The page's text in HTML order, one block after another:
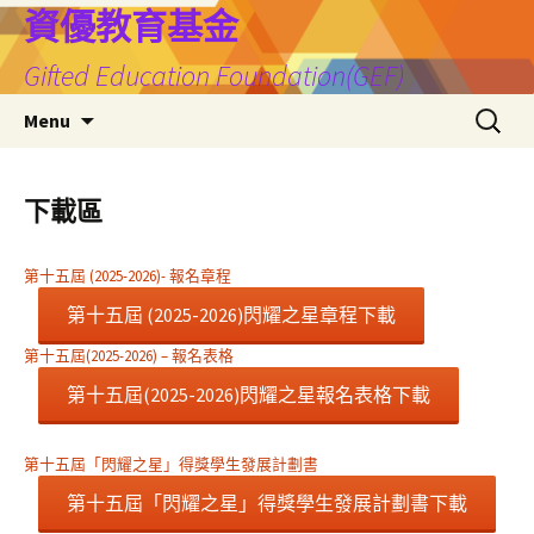
Skip
to
content
資優教育基金
Gifted Education Foundation(GEF)
Menu
搜
尋
下載區
第十五屆 (2025-2026)- 報名章程
第十五屆 (2025-2026)閃耀之星章程下載
第十五屆(2025-2026) – 報名表格
第十五屆(2025-2026)閃耀之星報名表格下載
第十五屆「閃耀之星」得獎學生發展計劃書
第十五屆「閃耀之星」得獎學生發展計劃書下載